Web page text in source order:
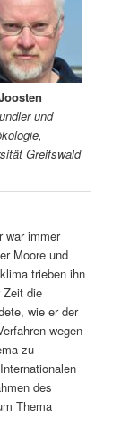
und
Greifswald
war immer
Moore und
trieben ihn
Zeit die
wie er der
wegen
zu
des
Thema